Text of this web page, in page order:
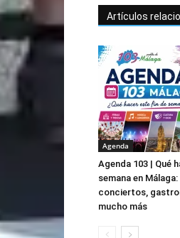
Artículos
Agenda
Agenda 103 | Qué
semana en
conciertos,
mucho más